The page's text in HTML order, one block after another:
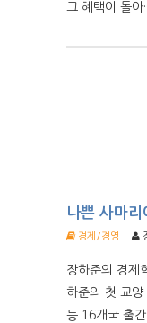
그 혜택이 돌아
나쁜 사마리
경제/경영
장하준의 경제
하준의 첫 교
등 16개국 출간